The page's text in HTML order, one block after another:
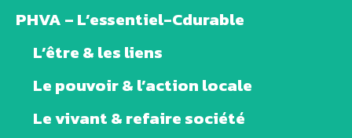
PHVA – L’essentiel-Cdurable
L’être & les liens
Le pouvoir & l’action locale
Le vivant & refaire société